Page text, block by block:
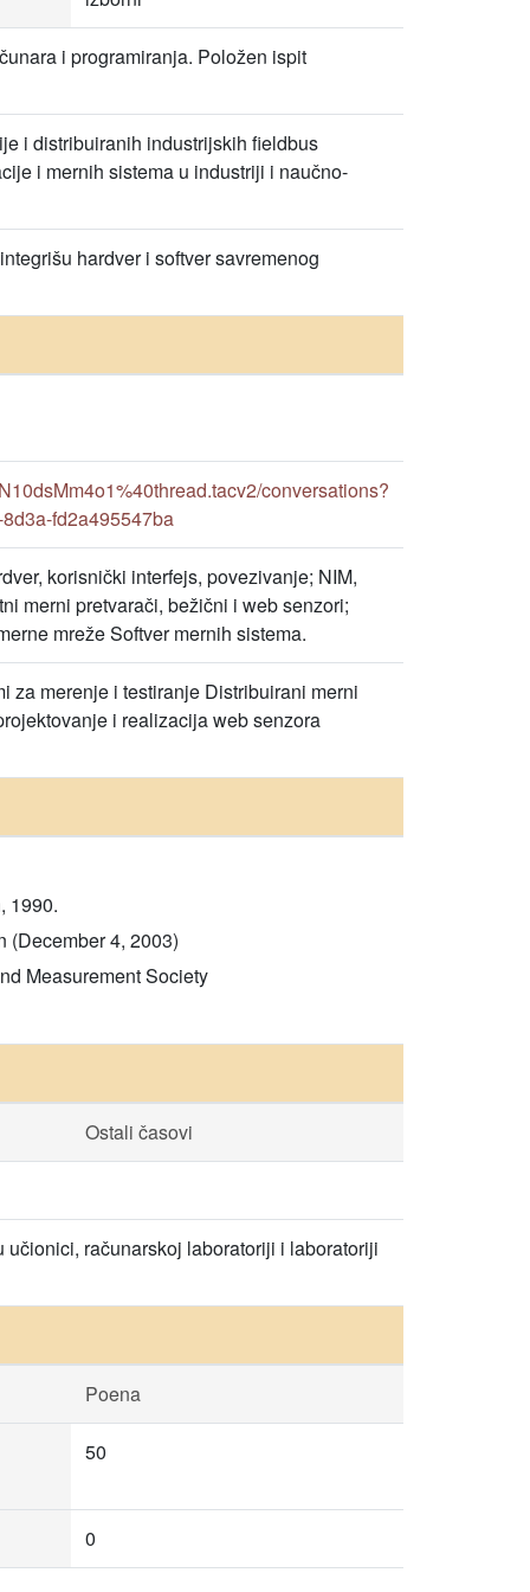
i programiranja. Položen ispit
i distribuiranih industrijskih fieldbus
i mernih sistema u industriji i naučno-
hardver i softver savremenog
conversations?
fd2a495547ba
korisnički interfejs, povezivanje; NIM,
merni pretvarači, bežični i web senzori;
mreže Softver mernih sistema.
za merenje i testiranje Distribuirani merni
i realizacija web senzora
1990.
(December 4, 2003)
Measurement Society
Ostali časovi
računarskoj laboratoriji i laboratoriji
Poena
50
0